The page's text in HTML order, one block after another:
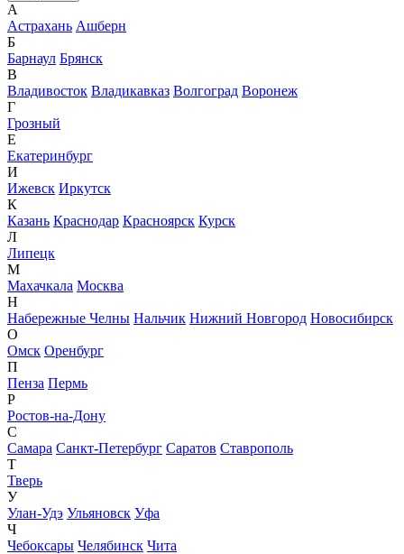
А
Астрахань Ашберн
Б
Барнаул Брянск
В
Владивосток Владикавказ Волгоград Воронеж
Г
Грозный
Е
Екатеринбург
И
Ижевск Иркутск
К
Казань Краснодар Красноярск Курск
Л
Липецк
М
Махачкала Москва
Н
Набережные Челны Нальчик Нижний Новгород Новосибирск
О
Омск Оренбург
П
Пенза Пермь
Р
Ростов-на-Дону
С
Самара Санкт-Петербург Саратов Ставрополь
Т
Тверь
У
Улан-Удэ Ульяновск Уфа
Ч
Чебоксары Челябинск Чита